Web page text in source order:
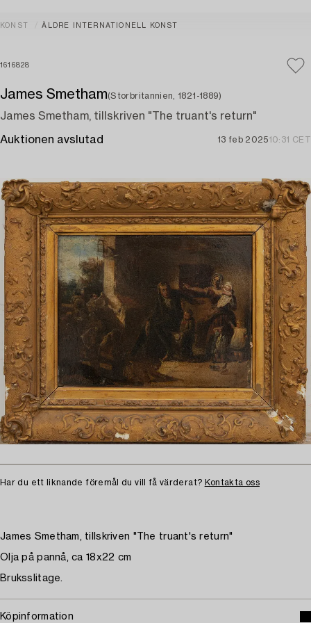
KONST ÄLDRE INTERNATIONELL KONST
1616828
James Smetham(Storbritannien, 1821-1889)
James Smetham, tillskriven "The truant's return"
Auktionen avslutad 13 feb 202510:31 CET
Har du ett liknande föremål du vill få värderat? Kontakta oss
James Smetham, tillskriven "The truant's return"
Olja på pannå, ca 18x22 cm
Bruksslitage.
Köpinformation